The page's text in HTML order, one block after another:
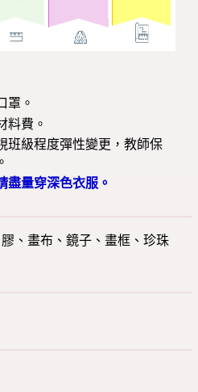
罩。
料費。
班級程度彈性變更，教師保
盡量穿深色衣服。
、畫布、鏡子、畫框、珍珠